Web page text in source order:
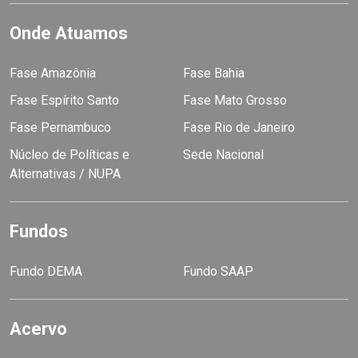
Onde Atuamos
Fase Amazônia
Fase Bahia
Fase Espírito Santo
Fase Mato Grosso
Fase Pernambuco
Fase Rio de Janeiro
Núcleo de Políticas e
Alternativas / NUPA
Sede Nacional
Fundos
Fundo DEMA Fundo SAAP
Acervo